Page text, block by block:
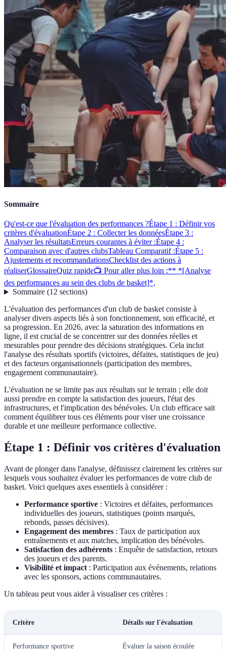
Sommaire
Qu'est-ce que l'évaluation des performances ?Étape 1 : Définir vos
critères d'évaluationÉtape 2 : Collecter les donnéesÉtape 3 :
Analyser les résultatsErreurs courantes à éviter :Étape 4 :
Comparaison avec d'autres clubsTableau Comparatif :Étape 5 :
Ajustements et recommandationsChecklist des actions à
réaliserGlossaireQuiz rapide📺 Pour aller plus loin :** *[Analyse
des performances au sein des clubs de basket]*,
Sommaire(12 sections)
L'évaluation des performances d'un club de basket consiste à
analyser divers aspects liés à son fonctionnement, son efficacité, et
sa progression. En 2026, avec la saturation des informations en
ligne, il est crucial de se concentrer sur des données réelles et
mesurables pour prendre des décisions stratégiques. Cela inclut
l'analyse des résultats sportifs (victoires, défaites, statistiques de jeu)
et des facteurs organisationnels (participation des membres,
engagement communautaire).
L'évaluation ne se limite pas aux résultats sur le terrain ; elle doit
aussi prendre en compte la satisfaction des joueurs, l'état des
infrastructures, et l'implication des bénévoles. Un club efficace sait
comment équilibrer tous ces éléments pour viser une croissance
durable et une meilleure performance collective.
Étape 1 : Définir vos critères d'évaluation
Avant de plonger dans l'analyse, définissez clairement les critères sur
lesquels vous souhaitez évaluer les performances de votre club de
basket. Voici quelques axes essentiels à considérer :
Performance sportive : Victoires et défaites, performances
individuelles des joueurs, statistiques (points marqués,
rebonds, passes décisives).
Engagement des membres : Taux de participation aux
entraînements et aux matches, implication des bénévoles.
Satisfaction des adhérents : Enquête de satisfaction, retours
des joueurs et des parents.
Visibilité et impact : Participation aux événements, relations
avec les sponsors, actions communautaires.
Un tableau peut vous aider à visualiser ces critères :
Critère Détails sur l'évaluation
Performance sportive Évaluer la saison écoulée